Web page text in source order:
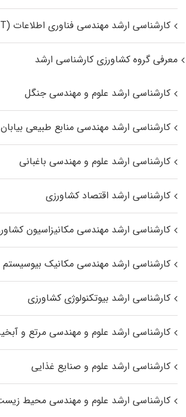
کارشناسی ارشد مهندسی فناوری اطلاعات (IT)
معرفی گروه کشاورزی کارشناسی ارشد
کارشناسی ارشد علوم و مهندسی جنگل
کارشناسی ارشد مهندسی منابع طبیعی
کارشناسی ارشد علوم و مهندسی باغبانی
کارشناسی ارشد اقتصاد کشاورزی
کارشناسی ارشد مهندسی مکانیزاسیون
کارشناسی ارشد مهندسی مکانیک بیوسیستم
کارشناسی ارشد بیوتکنولوژی کشاورزی
کارشناسی ارشد علوم و مهندسی مرتع و
کارشناسی ارشد علوم و صنایع غذایی
کارشناسی ارشد علوم و مهندسی محیط